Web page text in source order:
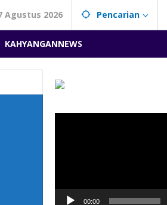
Agustus 2026 Pencarian
KAHYANGANNEWS
00:00